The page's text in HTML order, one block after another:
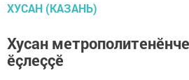
ХУСАН (КАЗАНЬ)
Хусан
ӗçлеççӗ